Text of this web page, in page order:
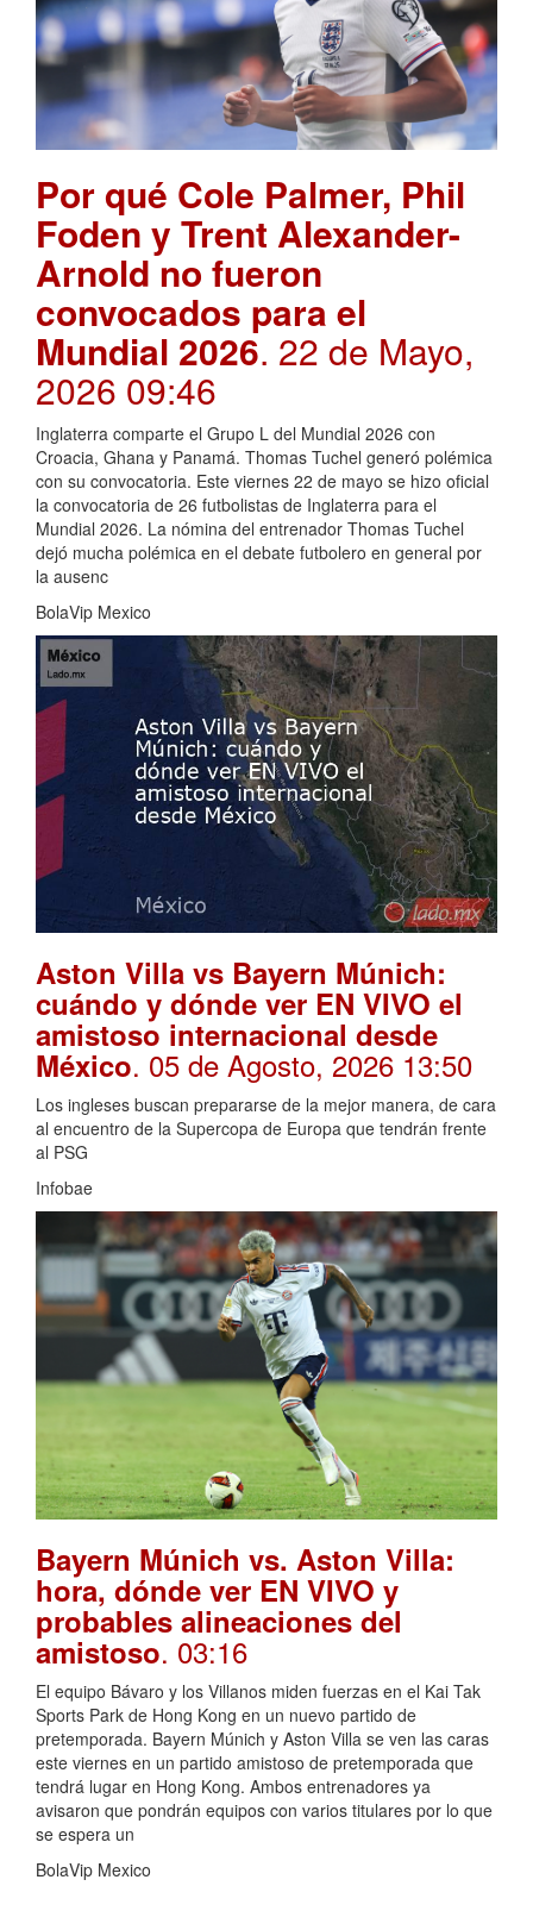
Por qué Cole Palmer, Phil
Foden y Trent Alexander-
Arnold no fueron
convocados para el
Mundial 2026. 22 de Mayo,
2026 09:46
Inglaterra comparte el Grupo L del Mundial 2026 con
Croacia, Ghana y Panamá. Thomas Tuchel generó polémica
con su convocatoria. Este viernes 22 de mayo se hizo oficial
la convocatoria de 26 futbolistas de Inglaterra para el
Mundial 2026. La nómina del entrenador Thomas Tuchel
dejó mucha polémica en el debate futbolero en general por
la ausenc
BolaVip Mexico
Aston Villa vs Bayern Múnich:
cuándo y dónde ver EN VIVO el
amistoso internacional desde
México. 05 de Agosto, 2026 13:50
Los ingleses buscan prepararse de la mejor manera, de cara
al encuentro de la Supercopa de Europa que tendrán frente
al PSG
Infobae
Bayern Múnich vs. Aston Villa:
hora, dónde ver EN VIVO y
probables alineaciones del
amistoso. 03:16
El equipo Bávaro y los Villanos miden fuerzas en el Kai Tak
Sports Park de Hong Kong en un nuevo partido de
pretemporada. Bayern Múnich y Aston Villa se ven las caras
este viernes en un partido amistoso de pretemporada que
tendrá lugar en Hong Kong. Ambos entrenadores ya
avisaron que pondrán equipos con varios titulares por lo que
se espera un
BolaVip Mexico